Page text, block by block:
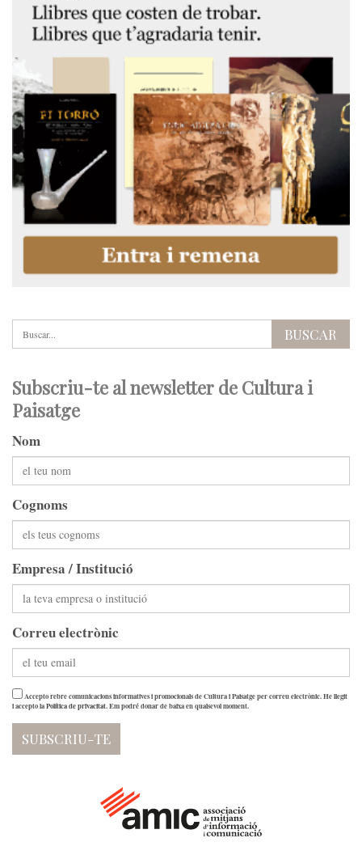
Subscriu-te al newsletter de Cultura i
Paisatge
Nom
Cognoms
Empresa / Institució
Correu electrònic
Accepto rebre comunicacions informatives i promocionals de Cultura i Paisatge per correu electrònic. He llegit
i accepto laPolítica de privacitat. Em podré donar de baixa en qualsevol moment.